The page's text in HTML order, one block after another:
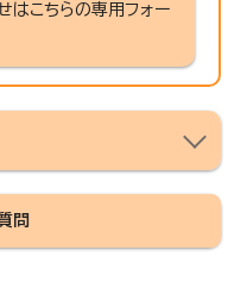
はこちらの専用フォー
問